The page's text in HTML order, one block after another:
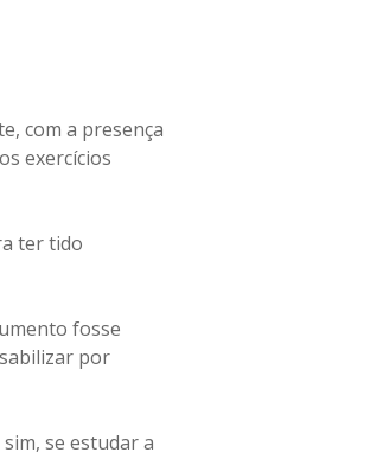
com a presença
exercícios
ter tido
fosse
por
se estudar a